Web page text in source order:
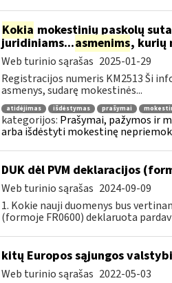
Kokia mokestinių paskolų
juridiniams...asmenims, kurių
Web turinio sąrašas 2025-01-29
Registracijos numeris KM2513 Ši
asmenys, sudarę mokestinės...
atidėjimas išdėstymas prašymai
kategorijos: Prašymai, pažymos ir
arba išdėstyti mokestinę
DUK dėl PVM deklaracijos
Web turinio sąrašas 2024-09-09
1. Kokie nauji duomenys bus
(formoje FR0600) deklaruota
kitų Europos sąjungos
Web turinio sąrašas 2022-05-03